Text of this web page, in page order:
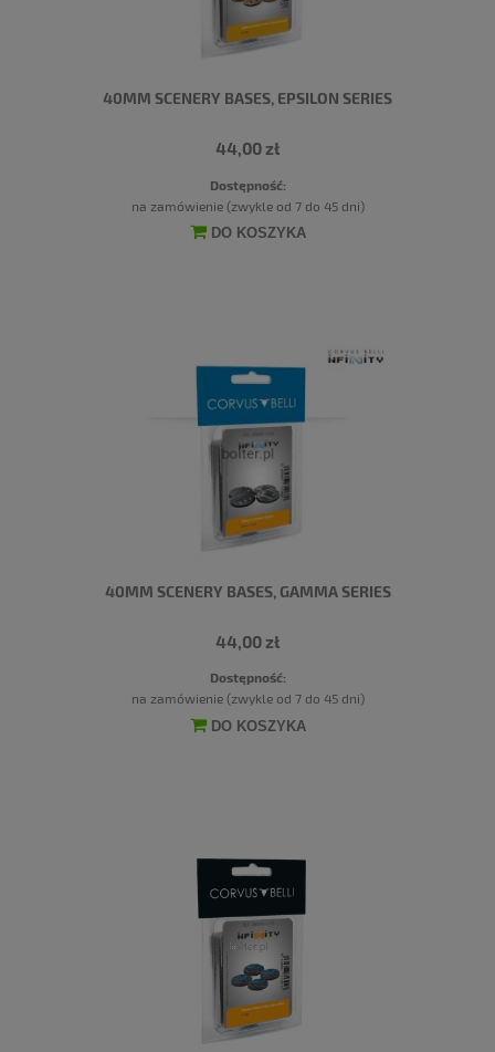
40MM SCENERY BASES, EPSILON SERIES
44,00 zł
Dostępność:
na zamówienie (zwykle od 7 do 45 dni)
DO KOSZYKA
40MM SCENERY BASES, GAMMA SERIES
44,00 zł
Dostępność:
na zamówienie (zwykle od 7 do 45 dni)
DO KOSZYKA